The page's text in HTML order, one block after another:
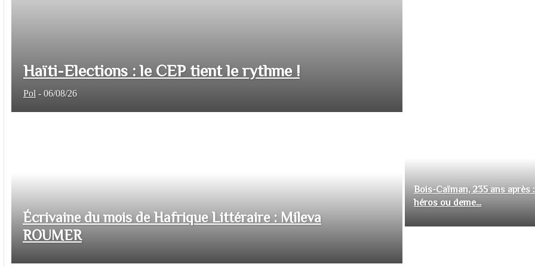
Haïti-Elections : le CEP tient le rythme !
Pol - 06/08/26
Écrivaine du mois de Hafrique Littéraire : Mileva
ROUMER
Bois-Caïman, 235 ans après
héros ou deme...